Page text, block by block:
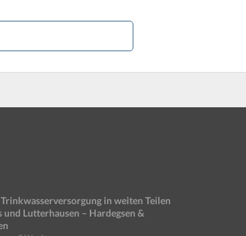
in weiten Teilen
und Lutterhausen – Hardegsen &